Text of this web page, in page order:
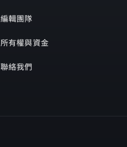
編輯團隊
所有權與資金
聯絡我們